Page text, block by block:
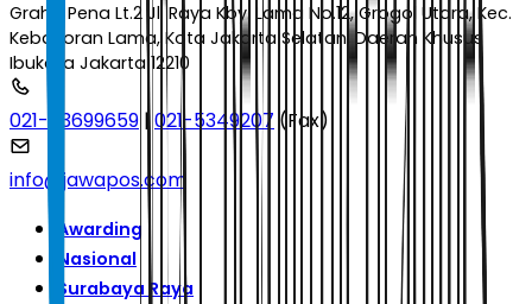
Graha Pena Lt.2 Jl. Raya Kby. Lama No.12, Grogol Utara, Kec.
Kebayoran Lama, Kota Jakarta Selatan, Daerah Khusus
Ibukota Jakarta 12210
021-53699659 |021-5349207 (Fax)
info@jawapos.com
Awarding
Nasional
Surabaya Raya